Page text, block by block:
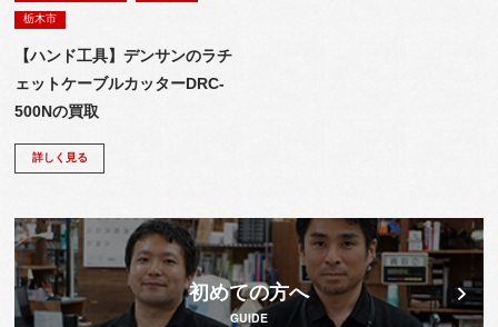
栃木市
【ハンド工具】デンサンのラチ
ェットケーブルカッターDRC-
500Nの買取
詳しく見る
初めての方へ
GUIDE